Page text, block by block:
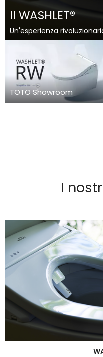
Il WASHLET®
Un'esperienza
TOTO Showroom
I